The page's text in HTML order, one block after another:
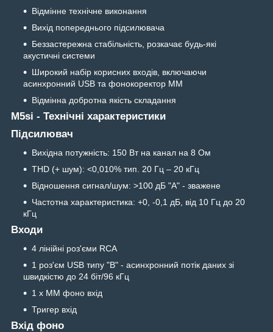
Відмінне технічне виконання
Вихід попереднього підсилювача
Беззастережна стабільність, розкачає будь-які
акустичні системи
Широкий набір корисних входів, включаючи
асинхронний USB та фонокоректор MM
Відмінна добротна якість складання
M5si - Технічні характеристики
Підсилювач
Вихідна потужність: 150 Вт на канал на 8 Ом
THD (+ шум): <0,010% тип. 20 Гц – 20 кГц
Відношення сигнал/шум: >100 дБ "А" - зважене
Частотна характеристика: +0, -0,1 дБ, від 10 Гц до 20
кГц
Входи
4 лінійні роз'єми RCA
1 роз'єм USB типу "B" - асинхронний потік даних зі
швидкістю до 24 біт/96 кГц
1 х ММ фоно вхід
Тригер вхід
Вхід фоно